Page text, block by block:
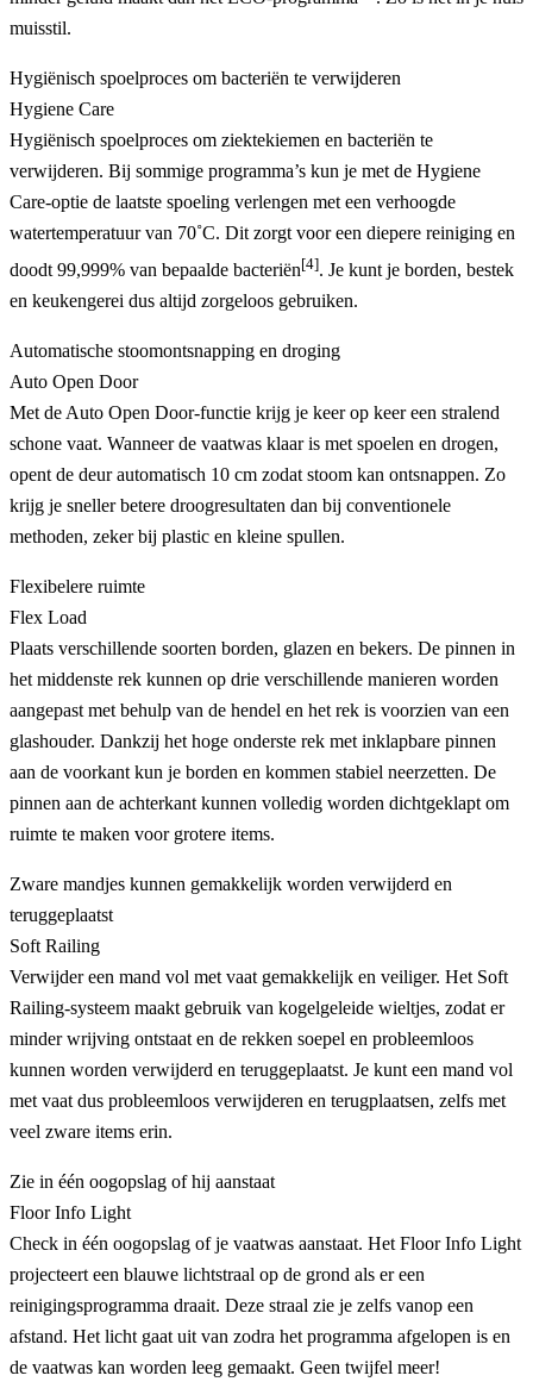
muisstil.
Hygiënisch spoelproces om bacteriën te verwijderen
Hygiene Care
Hygiënisch spoelproces om ziektekiemen en bacteriën te
verwijderen. Bij sommige programma’s kun je met de Hygiene
Care-optie de laatste spoeling verlengen met een verhoogde
watertemperatuur van 70˚C. Dit zorgt voor een diepere reiniging en
doodt 99,999% van bepaalde bacteriën[4]. Je kunt je borden, bestek
en keukengerei dus altijd zorgeloos gebruiken.
Automatische stoomontsnapping en droging
Auto Open Door
Met de Auto Open Door-functie krijg je keer op keer een stralend
schone vaat. Wanneer de vaatwas klaar is met spoelen en drogen,
opent de deur automatisch 10 cm zodat stoom kan ontsnappen. Zo
krijg je sneller betere droogresultaten dan bij conventionele
methoden, zeker bij plastic en kleine spullen.
Flexibelere ruimte
Flex Load
Plaats verschillende soorten borden, glazen en bekers. De pinnen in
het middenste rek kunnen op drie verschillende manieren worden
aangepast met behulp van de hendel en het rek is voorzien van een
glashouder. Dankzij het hoge onderste rek met inklapbare pinnen
aan de voorkant kun je borden en kommen stabiel neerzetten. De
pinnen aan de achterkant kunnen volledig worden dichtgeklapt om
ruimte te maken voor grotere items.
Zware mandjes kunnen gemakkelijk worden verwijderd en
teruggeplaatst
Soft Railing
Verwijder een mand vol met vaat gemakkelijk en veiliger. Het Soft
Railing-systeem maakt gebruik van kogelgeleide wieltjes, zodat er
minder wrijving ontstaat en de rekken soepel en probleemloos
kunnen worden verwijderd en teruggeplaatst. Je kunt een mand vol
met vaat dus probleemloos verwijderen en terugplaatsen, zelfs met
veel zware items erin.
Zie in één oogopslag of hij aanstaat
Floor Info Light
Check in één oogopslag of je vaatwas aanstaat. Het Floor Info Light
projecteert een blauwe lichtstraal op de grond als er een
reinigingsprogramma draait. Deze straal zie je zelfs vanop een
afstand. Het licht gaat uit van zodra het programma afgelopen is en
de vaatwas kan worden leeg gemaakt. Geen twijfel meer!